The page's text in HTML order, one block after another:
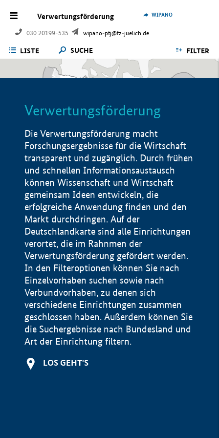
Verwertungsförderung
030 20199-535 wipano-ptj@fz-juelich.de
WIPANO
LISTE SUCHE FILTER
Verwertungsförderung
Die Verwertungsförderung macht
Forschungsergebnisse für die Wirtschaft
transparent und zugänglich. Durch frühen
und schnellen Informationsaustausch
können Wissenschaft und Wirtschaft
gemeinsam Ideen entwickeln, die
erfolgreiche Anwendung finden und den
Markt durchdringen. Auf der
Deutschlandkarte sind alle Einrichtungen
verortet, die im Rahnmen der
Verwertungsförderung gefördert werden.
In den Filteroptionen können Sie nach
Einzelvorhaben suchen sowie nach
Verbundvorhaben, zu denen sich
verschiedene Einrichtungen zusammen
geschlossen haben. Außerdem können Sie
die Suchergebnisse nach Bundesland und
Art der Einrichtung filtern.
LOS GEHT'S